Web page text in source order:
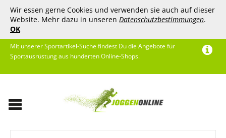
Wir essen gerne Cookies und verwenden sie auch auf dieser
Website. Mehr dazu in unseren Datenschutzbestimmungen.
OK
Mit unserer Sportartikel-Suche findest Du die Angebote für
Sportausrüstung aus hunderten Online-Shops.